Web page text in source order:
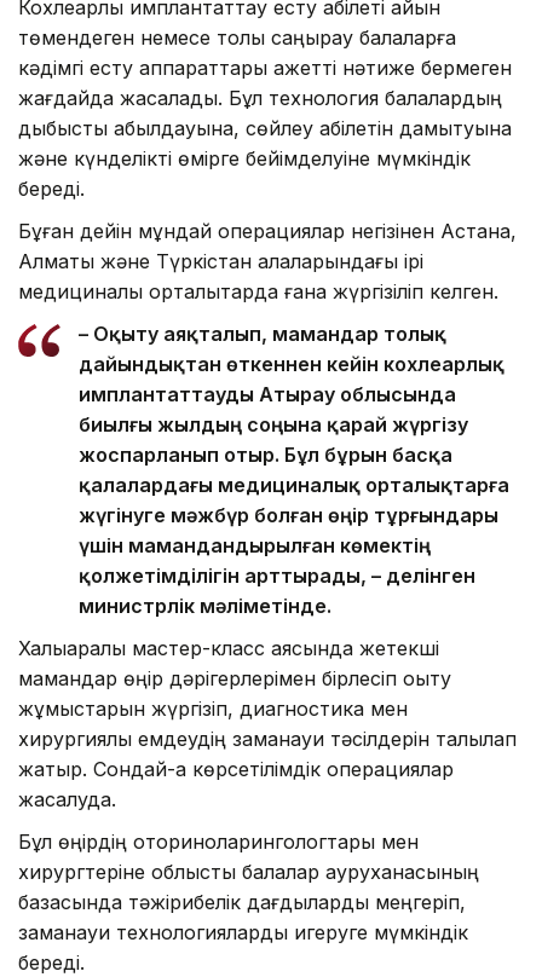
Кохлеарлық имплантаттау есту қабілеті айқын
төмендеген немесе толық саңырау балаларға
кәдімгі есту аппараттары қажетті нәтиже бермеген
жағдайда жасалады. Бұл технология балалардың
дыбысты қабылдауына, сөйлеу қабілетін дамытуына
және күнделікті өмірге бейімделуіне мүмкіндік
береді.
Бұған дейін мұндай операциялар негізінен Астана,
Алматы және Түркістан қалаларындағы ірі
медициналық орталықтарда ғана жүргізіліп келген.
– Оқыту аяқталып, мамандар толық
дайындықтан өткеннен кейін кохлеарлық
имплантаттауды Атырау облысында
биылғы жылдың соңына қарай жүргізу
жоспарланып отыр. Бұл бұрын басқа
қалалардағы медициналық орталықтарға
жүгінуге мәжбүр болған өңір тұрғындары
үшін мамандандырылған көмектің
қолжетімділігін арттырады, – делінген
министрлік мәліметінде.
Халықаралық мастер-класс аясында жетекші
мамандар өңір дәрігерлерімен бірлесіп оқыту
жұмыстарын жүргізіп, диагностика мен
хирургиялық емдеудің заманауи тәсілдерін талқылап
жатыр. Сондай-ақ көрсетілімдік операциялар
жасалуда.
Бұл өңірдің оториноларингологтары мен
хирургтеріне облыстық балалар ауруханасының
базасында тәжірибелік дағдыларды меңгеріп,
заманауи технологияларды игеруге мүмкіндік
береді.